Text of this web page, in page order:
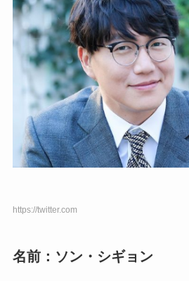
https://twitter.com
名前：ソン・シギョン